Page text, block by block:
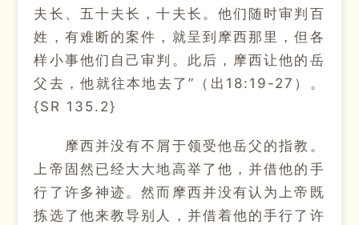
夫长、五十夫长，十夫长。他们随时审判百
姓，有难断的案件，就呈到摩西那里，但各
样小事他们自己审判。此后，摩西让他的岳
父去，他就往本地去了”（出18:19-27）。
{SR 135.2}
摩西并没有不屑于领受他岳父的指教。
上帝固然已经大大地高举了他，并借他的手
行了许多神迹。然而摩西并没有认为上帝既
拣选了他来教导别人，并借着他的手行了许